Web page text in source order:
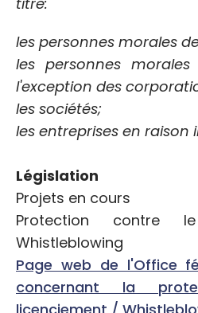
les personnes morales
les personnes
l'exception des
les sociétés;
les entreprises en raison
Législation
Projets en cours
Protection contre
Whistleblowing
Page web de l'Office
concernant la